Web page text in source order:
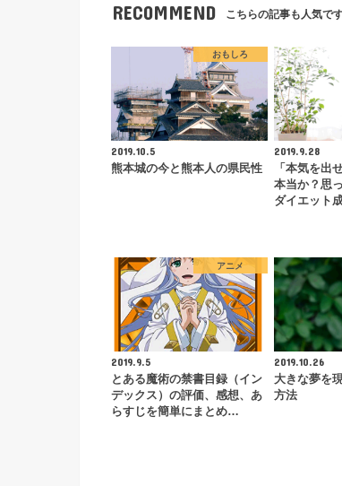
RECOMMEND こちらの記事も人気です
おもしろ
2019.10.5
熊本城の今と熊本人の県民性
2019.9.28
「本気を出
本当か？思
ダイエット
アニメ
2019.9.5
とある魔術の禁書目録（イン
デックス）の評価、感想、あ
らすじを簡単にまとめ…
2019.10.26
大きな夢を
方法